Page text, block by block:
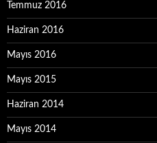
Temmuz 2016
Haziran 2016
Mayıs 2016
Mayıs 2015
Haziran 2014
Mayıs 2014